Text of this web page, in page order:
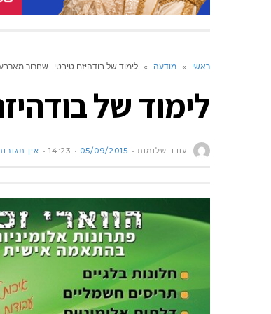
ראשי » מודעה » לימוד של בודהיזם טיבטי- שחרור
לימוד של
עודד שלומות 05/09/2015
14:23 אין